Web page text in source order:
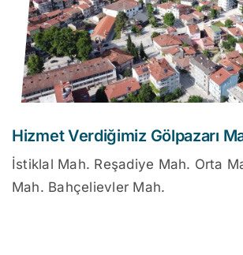
Hizmet Verdiğimiz Gölpazarı
İstiklal Mah. Reşadiye Mah. Orta
Mah. Bahçelievler Mah.